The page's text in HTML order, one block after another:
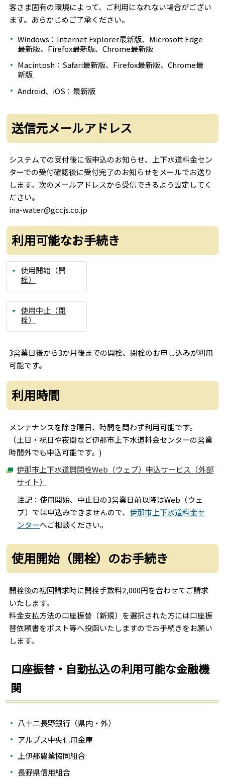
客さま固有の環境によって、ご利用になれない場合がござい
ます。あらかじめご了承ください。
Windows：Internet Explorer最新版、Microsoft Edge
最新版、Firefox最新版、Chrome最新版
Macintosh：Safari最新版、Firefox最新版、Chrome最
新版
Android、iOS：最新版
送信元メールアドレス
システムでの受付後に仮申込のお知らせ、上下水道料金セン
ターでの受付確認後に受付完了のお知らせをメールでお送り
します。次のメールアドレスから受信できるよう設定してく
ださい。
ina-water@gccjs.co.jp
利用可能なお手続き
使用開始（開
栓）
使用中止（閉
栓）
3営業日後から3か月後までの開栓、閉栓のお申し込みが利用
可能です。
利用時間
メンテナンスを除き曜日、時間を問わず利用可能です。
（土日・祝日や夜間など伊那市上下水道料金センターの営業
時間外でも申込可能です。)
伊那市上下水道開閉栓Web（ウェブ）申込サービス（外部
サイト）
注記：使用開始、中止日の3営業日前以降はWeb（ウェ
ブ）では申込みできませんので、伊那市上下水道料金セ
ンターへご相談ください。
使用開始（開栓）のお手続き
開栓後の初回請求時に開栓手数料2,000円を合わせてご請求
いたします。
料金支払方法の口座振替（新規）を選択された方には口座振
替依頼書をポスト等へ投函いたしますのでお手続きをお願い
します。
口座振替・自動払込の利用可能な金融機
関
八十二長野銀行（県内・外）
アルプス中央信用金庫
上伊那農業協同組合
長野県信用組合